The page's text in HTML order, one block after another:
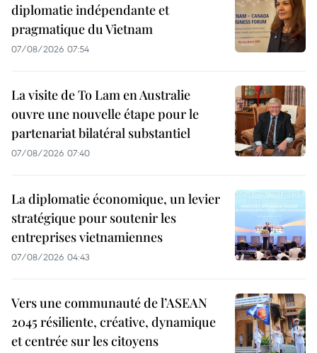
diplomatie indépendante et
pragmatique du Vietnam
07/08/2026 07:54
La visite de To Lam en Australie
ouvre une nouvelle étape pour le
partenariat bilatéral substantiel
07/08/2026 07:40
La diplomatie économique, un levier
stratégique pour soutenir les
entreprises vietnamiennes
07/08/2026 04:43
Vers une communauté de l’ASEAN
2045 résiliente, créative, dynamique
et centrée sur les citoyens